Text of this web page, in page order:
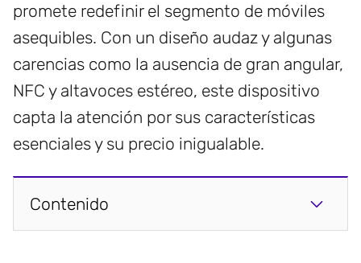
promete redefinir el segmento de móviles
asequibles. Con un diseño audaz y algunas
carencias como la ausencia de gran angular,
NFC y altavoces estéreo, este dispositivo
capta la atención por sus características
esenciales y su precio inigualable.
Contenido